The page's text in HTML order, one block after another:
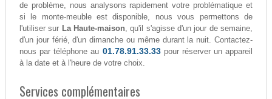
de problème, nous analysons rapidement votre problématique et
si le monte-meuble est disponible, nous vous permettons de
l'utiliser sur La Haute-maison, qu'il s'agisse d'un jour de semaine,
d'un jour férié, d'un dimanche ou même durant la nuit. Contactez-
nous par téléphone au 01.78.91.33.33 pour réserver un appareil
à la date et à l'heure de votre choix.
Services complémentaires